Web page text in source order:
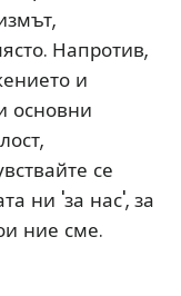
Напротив,
и
основни
се
ни 'за нас', за
ние сме.